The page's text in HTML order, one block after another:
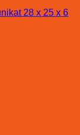
28 x 25 x 6